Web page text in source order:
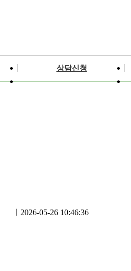
상담신청
2026-05-26 10:46:36